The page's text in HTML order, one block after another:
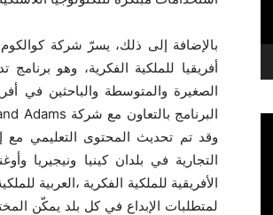
أفريقيا للملكية الفكرية، وهو
الصغيرة والمتوسطة والباحثين في
وقد تم تحديث المحتوى التعليمي مع
التجارية في بلدان كينيا ونيجيريا
الأفريقية للملكية الفكرية ،العربية
لمتطلبات الإبداع في كل بلد يمكّن